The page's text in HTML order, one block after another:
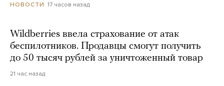
НОВОСТИ 17 часов назад
Wildberries ввела страхование от атак
беспилотников. Продавцы смогут получить
до 50 тысяч рублей за уничтоженный товар
21 час назад